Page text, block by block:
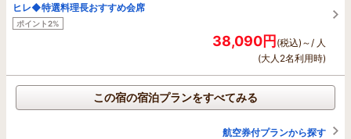
ヒレ◆特選料理長おすすめ会席
ポイント2%
38,090円(税込)～/ 人
(大人2名利用時)
この宿の宿泊プランをすべてみる
航空券付プランから探す